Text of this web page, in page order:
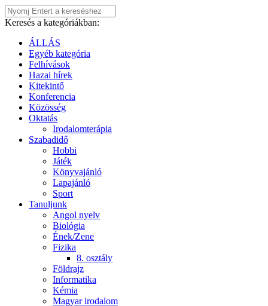
Keresés a kategóriákban:
ÁLLÁS
Egyéb kategória
Felhívások
Hazai hírek
Kitekintő
Konferencia
Közösség
Oktatás
Irodalomterápia
Szabadidő
Hobbi
Játék
Könyvajánló
Lapajánló
Sport
Tanuljunk
Angol nyelv
Biológia
Ének/Zene
Fizika
8. osztály
Földrajz
Informatika
Kémia
Magyar irodalom